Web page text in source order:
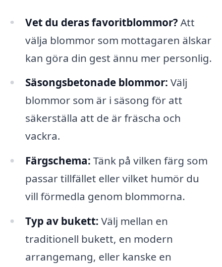
Vet du deras favoritblommor?Att
välja blommor som mottagaren älskar
kan göra din gest ännu mer personlig.
Säsongsbetonade blommor: Välj
blommor som är i säsong för att
säkerställa att de är fräscha och
vackra.
Färgschema: Tänk på vilken färg som
passar tillfället eller vilket humör du
vill förmedla genom blommorna.
Typ av bukett: Välj mellan en
traditionell bukett, en modern
arrangemang, eller kanske en